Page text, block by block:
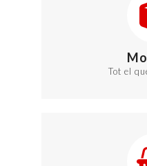
Tot el